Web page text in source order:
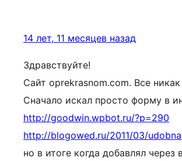
14 лет, 11 месяцев назад
Здравствуйте!
Сайт oprekrasnom.com. Все
Сначало искал просто форму в
http://goodwin.wpbot.ru/?p=290
http://blogowed.ru/2011/03/
но в итоге когда добавлял